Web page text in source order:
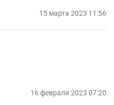
15 марта 2023 11:56
16 февраля 2023 07:20